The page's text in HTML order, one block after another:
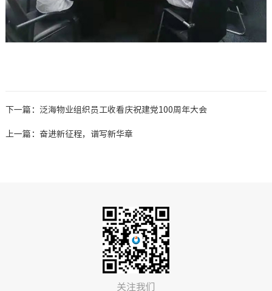
下一篇：泛海物业组织员工收看庆祝建党100周年大会
上一篇：奋进新征程，谱写新华章
关注我们